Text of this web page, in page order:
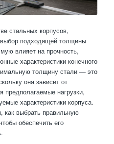
стальных корпусов,
подходящей толщины
влияет на прочность,
характеристики конечного
толщину стали — это
она зависит от
нагрузки,
характеристики корпуса.
как выбрать правильную
обеспечить его